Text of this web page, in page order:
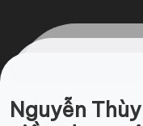
Nguyễn